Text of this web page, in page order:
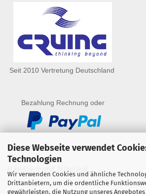
Diese Webseite verwendet
Technologien
Wir verwenden Cookies und ähnliche
Drittanbietern, um die ordentliche
gewährleisten, die Nutzung unseres
Seit 2010 Vertretung Deutschland
Bezahlung Rechnung oder
Händlerbund Mitglied